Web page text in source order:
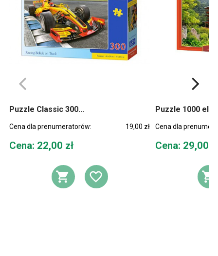
Puzzle Classic 300...
Cena dla prenumeratorów: 19,00 zł
Cena
Cena: 22,00 zł
DODAJ DO KOSZYKA
DODAJ DO
Puzzle 1000
Cena dla
Cena
Cena: 29,00